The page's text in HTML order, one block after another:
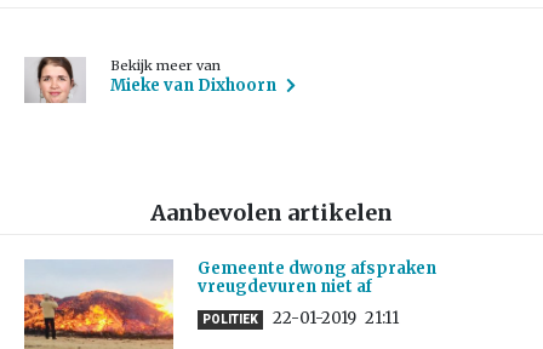
Bekijk meer van
Mieke van Dixhoorn
Aanbevolen artikelen
Gemeente dwong afspraken
vreugdevuren niet af
POLITIEK 22-01-2019 21:11